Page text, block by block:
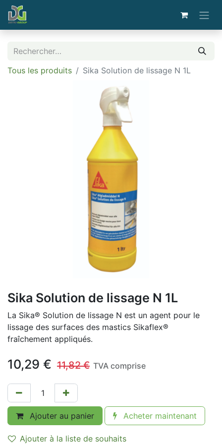
Tous les produits Sika Solution de lissage N 1L
Sika Solution de lissage N 1L
La Sika® Solution de lissage N est un agent pour le
lissage des surfaces des mastics Sikaflex®
fraîchement appliqués.
10,29 € 11,82€ TVA comprise
Ajouter au panier Acheter maintenant
Ajouter à la liste de souhaits